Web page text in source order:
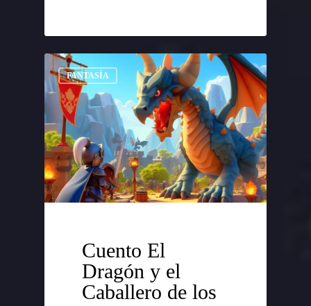
FANTASÍA
Cuento El
Dragón y el
Caballero de los